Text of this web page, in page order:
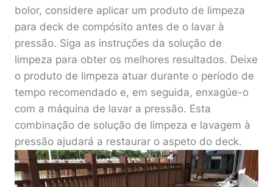
bolor, considere aplicar um produto de limpeza
para deck de compósito antes de o lavar à
pressão. Siga as instruções da solução de
limpeza para obter os melhores resultados. Deixe
o produto de limpeza atuar durante o período de
tempo recomendado e, em seguida, enxagúe-o
com a máquina de lavar a pressão. Esta
combinação de solução de limpeza e lavagem à
pressão ajudará a restaurar o aspeto do deck.